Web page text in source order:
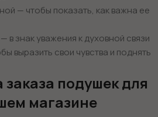
— чтобы показать, как важна ее
в знак уважения к духовной связи
выразить свои чувства и поднять
подушек для
магазине